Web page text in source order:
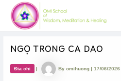
content
NGỌ TRONG CA DAO
Địa chi | Byomihuong|17/06/2026
Post
navigation
CHUYÊN
MỤC: